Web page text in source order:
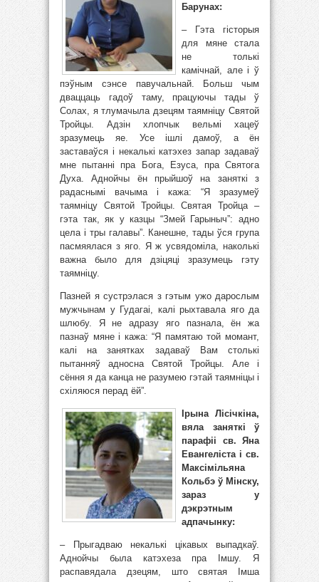
Барунах:
– Гэта гісторыя
для мяне стала
не толькі
камічнай, але і ў
пэўным сэнсе павучальнай. Больш чым
дваццаць гадоў таму, працуючы тады ў
Солах, я тлумачыла дзецям таямніцу Святой
Тройцы. Адзін хлопчык вельмі хацеў
зразумець яе. Усе ішлі дамоў, а ён
заставаўся і некалькі катэхез запар задаваў
мне пытанні пра Бога, Езуса, пра Святога
Духа. Аднойчы ён прыйшоў на заняткі з
радаснымі вачыма і кажа: “Я зразумеў
таямніцу Святой Тройцы. Святая Тройца –
гэта так, як у казцы “Змей Гарыныч”: адно
цела і тры галавы”. Канешне, тады ўся група
пасмяялася з яго. Я ж усвядоміла, наколькі
важна было для дзіцяці зразумець гэту
таямніцу.
Пазней я сустрэлася з гэтым ужо дарослым
мужчынам у Гудагаі, калі рыхтавала яго да
шлюбу. Я не адразу яго пазнала, ён жа
пазнаў мяне і кажа: “Я памятаю той момант,
калі на занятках задаваў Вам столькі
пытанняў адносна Святой Тройцы. Але і
сёння я да канца не разумею гэтай таямніцы і
схіляюся перад ёй”.
Iрына Лiсiчкiна,
вяла заняткі ў
парафіі св. Яна
Евангеліста і св.
Максімільяна
Кольбэ ў Мінску,
зараз у
дэкрэтным
адпачынку:
– Прыгадваю некалькі цікавых выпадкаў.
Аднойчы была катэхеза пра Імшу. Я
распавядала дзецям, што святая Імша